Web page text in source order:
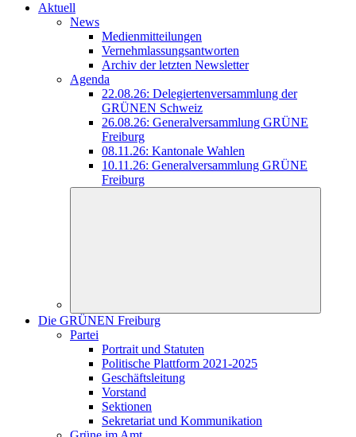
Aktuell
News
Medienmitteilungen
Vernehmlassungsantworten
Archiv der letzten Newsletter
Agenda
22.08.26: Delegiertenversammlung der
GRÜNEN Schweiz
26.08.26: Generalversammlung GRÜNE
Freiburg
08.11.26: Kantonale Wahlen
10.11.26: Generalversammlung GRÜNE
Freiburg
Die GRÜNEN Freiburg
Partei
Portrait und Statuten
Politische Plattform 2021-2025
Geschäftsleitung
Vorstand
Sektionen
Sekretariat und Kommunikation